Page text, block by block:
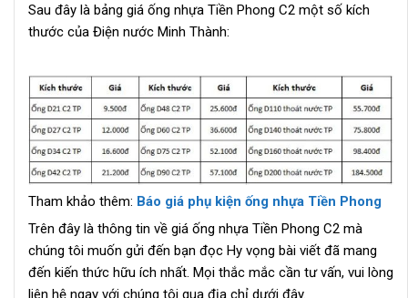
Sau đây là bảng giá ống nhựa Tiền Phong C2 một số kích
thước của Điện nước Minh Thành:
Tham khảo thêm: Báo giá phụ kiện ống nhựa Tiền Phong
Trên đây là thông tin về giá ống nhựa Tiền Phong C2 mà
chúng tôi muốn gửi đến bạn đọc Hy vọng bài viết đã mang
đến kiến thức hữu ích nhất. Mọi thắc mắc cần tư vấn, vui lòng
liên hệ ngay với chúng tôi qua địa chỉ dưới đây.